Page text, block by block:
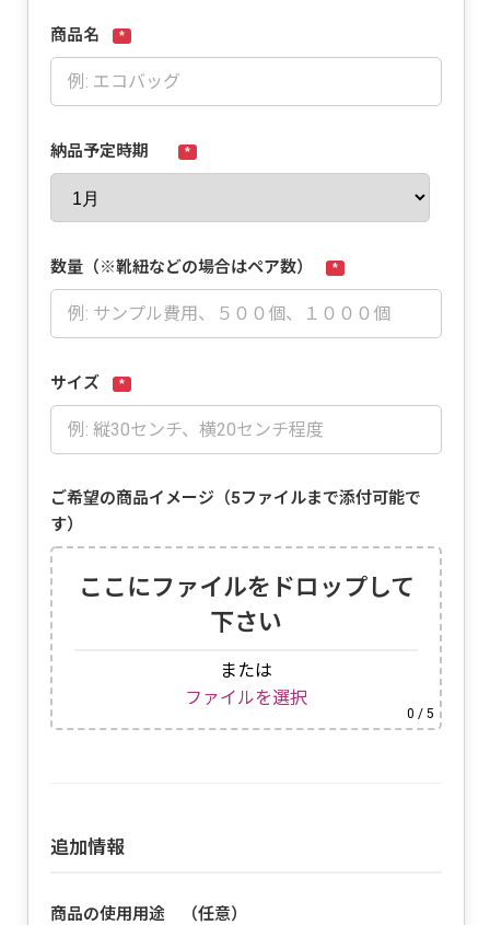
商品名 *
納品予定時期 *
数量（※靴紐などの場合はペア数） *
サイズ *
ご希望の商品イメージ（5ファイルまで添付可能で
す）
ここにファイルをドロップして
下さい
または
ファイルを選択
0 / 5
追加情報
商品の使用用途 （任意）